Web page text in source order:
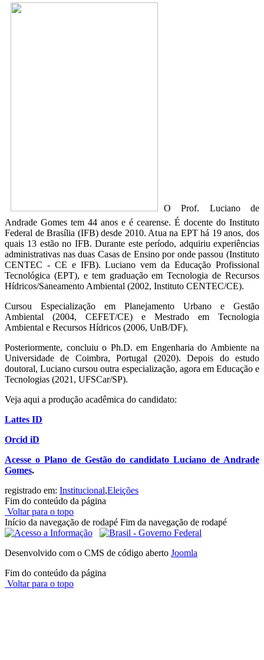
O Prof. Luciano de
Andrade Gomes tem 44 anos e é cearense. É docente do Instituto
Federal de Brasília (IFB) desde 2010. Atua na EPT há 19 anos, dos
quais 13 estão no IFB. Durante este período, adquiriu experiências
administrativas nas duas Casas de Ensino por onde passou (Instituto
CENTEC - CE e IFB). Luciano vem da Educação Profissional
Tecnológica (EPT), e tem graduação em Tecnologia de Recursos
Hídricos/Saneamento Ambiental (2002, Instituto CENTEC/CE).
Cursou Especialização em Planejamento Urbano e Gestão
Ambiental (2004, CEFET/CE) e Mestrado em Tecnologia
Ambiental e Recursos Hídricos (2006, UnB/DF).
Posteriormente, concluiu o Ph.D. em Engenharia do Ambiente na
Universidade de Coimbra, Portugal (2020). Depois do estudo
doutoral, Luciano cursou outra especialização, agora em Educação e
Tecnologias (2021, UFSCar/SP).
Veja aqui a produção acadêmica do candidato:
Lattes ID
Orcid iD
Acesse o Plano de Gestão do candidato Luciano de Andrade
Gomes.
registrado em: Institucional,Eleições
Fim do conteúdo da página
Voltar para o topo
Início da navegação de rodapé Fim da navegação de rodapé
Desenvolvido com o CMS de código aberto Joomla
Fim do conteúdo da página
Voltar para o topo